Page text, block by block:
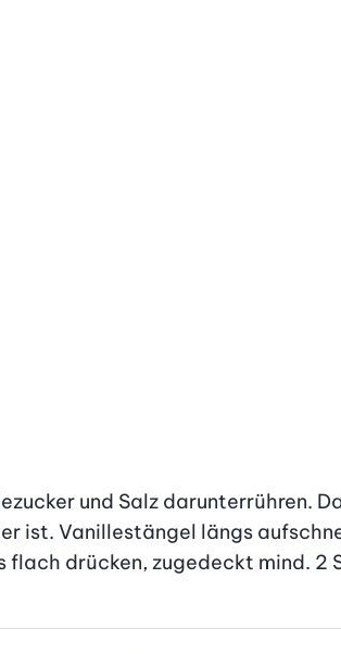
und Salz darunterrühren.
ist. Vanillestängel längs
flach drücken, zugedeckt mind. 2